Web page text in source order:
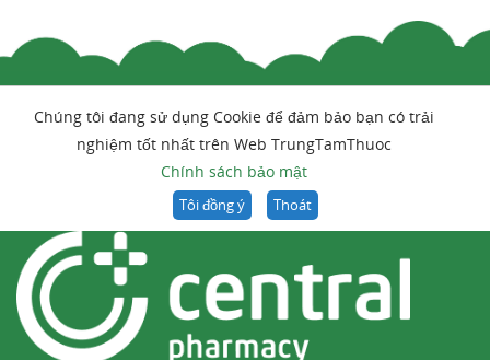
Chúng tôi đang sử dụng Cookie để đảm bảo bạn có trải
nghiệm tốt nhất trên Web TrungTamThuoc
Chính sách bảo mật
Tôi đồng ý Thoát